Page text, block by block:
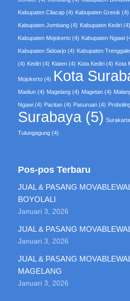
Kabupaten Cilacap (4) Kabupaten Gresik (4)
Kabupaten Jombang (4) Kabupaten Kediri (4)
Kabupaten Mojokerto (4) Kabupaten Ngawi
Kabupaten Sidoarjo (4) Kabupaten
(4) Kediri (4) Klaten (4) Kota Kediri (4) Kota
Mojokerto (4) Kota
Madiun (4) Magelang (4) Magetan (4)
Ngawi (4) Pacitan (4) Pasuruan (4)
Surabaya (5) Surakarta
Tulungagung (4)
Pos-pos Terbaru
JUAL & PASANG
BOYOLALI
Januari 3, 2026
JUAL & PASANG
Januari 3, 2026
JUAL & PASANG
MAGELANG
Januari 3, 2026